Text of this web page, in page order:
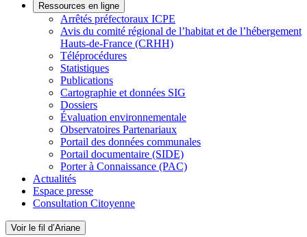
Ressources en ligne
Arrêtés préfectoraux ICPE
Avis du comité régional de l’habitat et de l’hébergement
Hauts-de-France (CRHH)
Téléprocédures
Statistiques
Publications
Cartographie et données SIG
Dossiers
Évaluation environnementale
Observatoires Partenariaux
Portail des données communales
Portail documentaire (SIDE)
Porter à Connaissance (PAC)
Actualités
Espace presse
Consultation Citoyenne
Voir le fil d’Ariane